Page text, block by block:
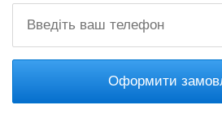
Оформити